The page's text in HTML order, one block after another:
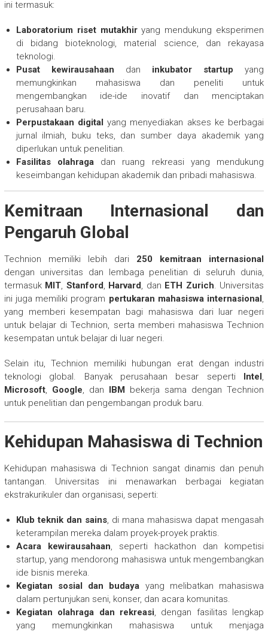
ini termasuk:
Laboratorium riset mutakhiryang mendukung eksperimen
di bidang bioteknologi, material science, dan rekayasa
teknologi.
Pusat kewirausahaan dan inkubator startup yang
memungkinkan mahasiswa dan peneliti untuk
mengembangkan ide-ide inovatif dan menciptakan
perusahaan baru.
Perpustakaan digital yang menyediakan akses ke berbagai
jurnal ilmiah, buku teks, dan sumber daya akademik yang
diperlukan untuk penelitian.
Fasilitas olahragadan ruang rekreasi yang mendukung
keseimbangan kehidupan akademik dan pribadi mahasiswa.
Kemitraan Internasional dan
Pengaruh Global
Technion memiliki lebih dari 250 kemitraan internasional
dengan universitas dan lembaga penelitian di seluruh dunia,
termasuk MIT, Stanford, Harvard, dan ETH Zurich. Universitas
ini juga memiliki program pertukaran mahasiswa internasional,
yang memberi kesempatan bagi mahasiswa dari luar negeri
untuk belajar di Technion, serta memberi mahasiswa Technion
kesempatan untuk belajar di luar negeri.
Selain itu, Technion memiliki hubungan erat dengan industri
teknologi global. Banyak perusahaan besar seperti Intel,
Microsoft, Google, dan IBM bekerja sama dengan Technion
untuk penelitian dan pengembangan produk baru.
Kehidupan Mahasiswa di Technion
Kehidupan mahasiswa di Technion sangat dinamis dan penuh
tantangan. Universitas ini menawarkan berbagai kegiatan
ekstrakurikuler dan organisasi, seperti:
Klub teknik dan sains, di mana mahasiswa dapat mengasah
keterampilan mereka dalam proyek-proyek praktis.
Acara kewirausahaan, seperti hackathon dan kompetisi
startup, yang mendorong mahasiswa untuk mengembangkan
ide bisnis mereka.
Kegiatan sosial dan budaya yang melibatkan mahasiswa
dalam pertunjukan seni, konser, dan acara komunitas.
Kegiatan olahraga dan rekreasi, dengan fasilitas lengkap
yang memungkinkan mahasiswa untuk menjaga